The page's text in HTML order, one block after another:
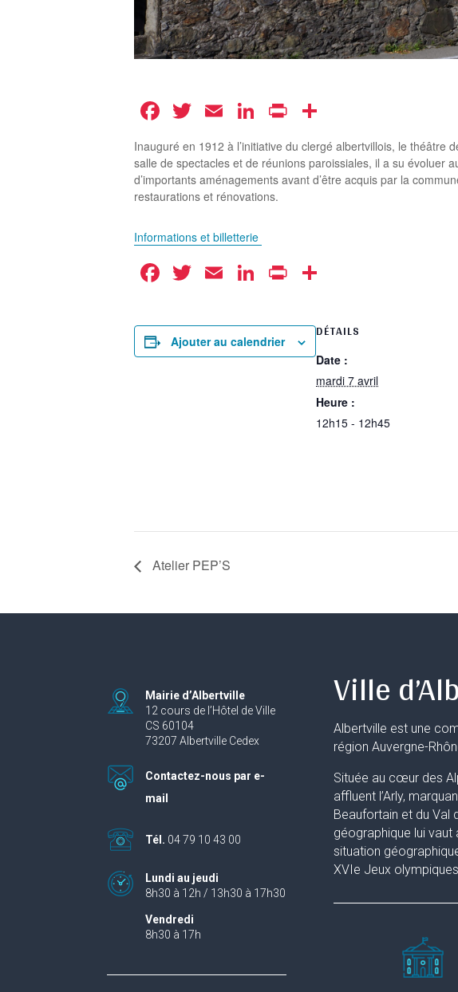
Facebook
Twitter
EmailLinkedIn
Print
Inauguré en 1912 à l’initiative du clergé albertvillois, le théâtre
salle de spectacles et de réunions paroissiales, il a su évoluer
d’importants aménagements avant d’être acquis par la
restaurations et rénovations.
Informations et billetterie
Facebook
Twitter
EmailLinkedIn
Print
Ajouter au calendrier DÉTAILS
Date :
mardi 7 avril
Heure :
12h15 - 12h45
Atelier PEP’S
Mairie d’Albertville
12 cours de l’Hôtel de Ville
CS 60104
73207 Albertville Cedex
Contactez-nous par e-
mail
Tél. 04 79 10 43 00
Lundi au jeudi
8h30 à 12h / 13h30 à 17h30
Vendredi
8h30 à 17h
Ville
Albertville est une
région Auvergne-
Située au cœur des
affluent l’Arly,
Beaufortain et du Val
géographique lui
situation
XVIe Jeux